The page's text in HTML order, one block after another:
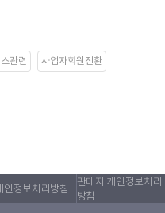
관련 사업자회원전환
인정보처리방침
판매자 개인정보처리
방침